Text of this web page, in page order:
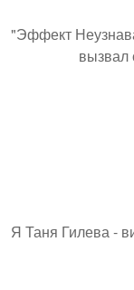
"Эффект
вызвал
Я Таня Гилева -